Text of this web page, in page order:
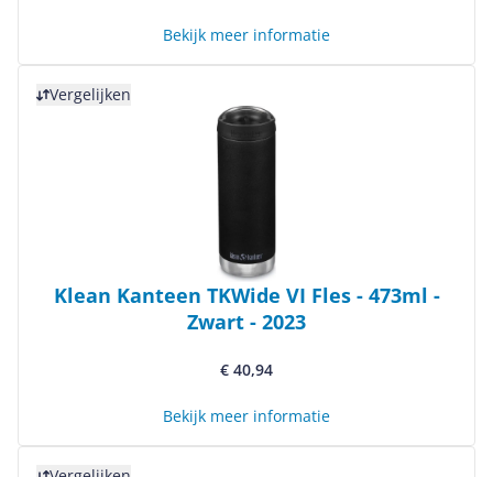
Bekijk meer informatie
Vergelijken
Klean Kanteen TKWide VI Fles - 473ml -
Zwart - 2023
€ 40,94
Bekijk meer informatie